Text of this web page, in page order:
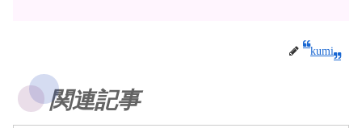
kumi
関連記事